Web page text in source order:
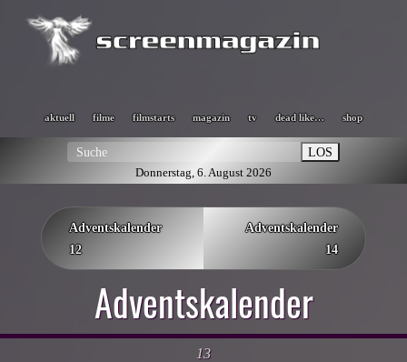
aktuell filme filmstarts magazin tv dead like… shop
LOS
Donnerstag, 6. August 2026
Adventskalender
12
Adventskalender
14
Adventskalender
13